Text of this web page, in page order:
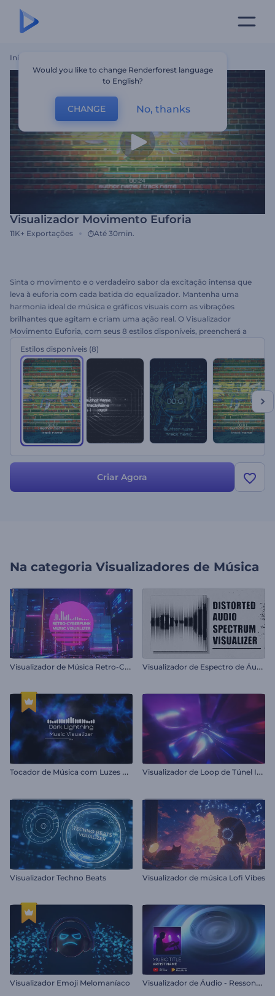
Início
Visualizador Movimento Euforia
11K+ Exportações Até 30min.
Sinta o movimento e o verdadeiro sabor da excitação intensa que
leva à euforia com cada batida do equalizador. Mantenha uma
harmonia ideal de música e gráficos visuais com as vibrações
brilhantes que agitam e criam uma ação real. O Visualizador
Movimento Euforia, com seus 8 estilos disponíveis, preencherá a
sua singularidade. Envie sua faixa de música, altere o nome do
autor / faixa para promover seu canal do YouTube, Vimeo,
audiovisual ou programa de TV e muito mais. Dê uma chance hoje!
Estilos disponíveis (8)
Criar Agora
Na categoria Visualizadores de Música
V
isualizador de Música Retro-Cyberpunk V
isualizador de Espectro de Áudio Distorcido
T
ocador de Música com Luzes Escuras V
isualizador de Loop de Túnel Infinito.
Visualizador Techno Beats Visualizador de música Lofi Vibes
Visualizador Emoji Melomaníaco V
isualizador de Áudio - Ressonância Sonora
Would you like to change Renderforest language
to English?
CHANGE No, thanks